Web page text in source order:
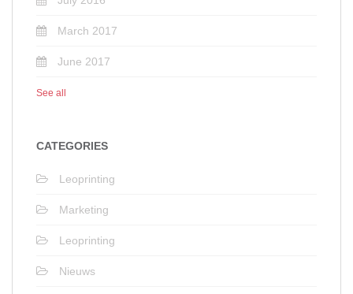
March 2017
June 2017
See all
CATEGORIES
Leoprinting
Marketing
Leoprinting
Nieuws